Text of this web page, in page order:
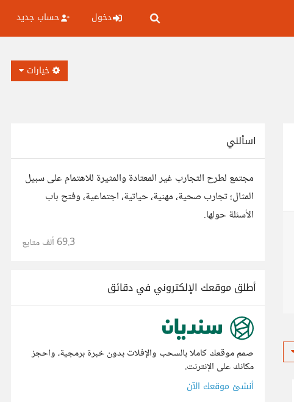
دخول حساب جديد
خيارات
اسألني
مجتمع لطرح التجارب غير المعتادة والمثيرة للاهتمام على سبيل
المثال؛ تجارب صحية، مهنية، حياتية، اجتماعية، وفتح باب
الأسئلة حولها.
69.3 ألف متابع
أطلق موقعك الإلكتروني في دقائق
صمم موقعك كاملا بالسحب والإفلات بدون خبرة برمجية، واحجز
مكانك على الإنترنت.
أنشئ موقعك الآن